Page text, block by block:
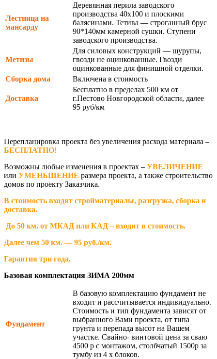
Лестница на
мансарду
Деревянная перила заводского
производства 40х100 и плоскими
балясинами. Тетива — строганный брус
90*140мм камерной сушки. Ступени
заводского производства.
Метизы
Для силовых конструкций — шурупы,
гвозди не оцинкованные. Гвозди
оцинкованные для финишной отделки.
Сборка дома
Включена в стоимость
Доставка
Бесплатно в пределах 500 км от
г.Пестово Новгородской области, далее
95 руб/км
Перепланировка проекта без увеличения расхода материала –
БЕСПЛАТНО!
Возможны любые изменения в проектах – УВЕЛИЧЕНИЕ
или УМЕНЬШЕНИЕ размера проекта, а также строительство
домов по проекту Заказчика.
В стоимость входят стройматериалы, разгрузка, сборка и
доставка.
До 50 км. от МКАД или КАД – входит в стоимость.
Далее чем 50 км. — 95 руб./км.
Гарантия три года.
Базовая комплектация ЗИМА 200мм
Фундамент
В базовую комплектацию фундамент не
входит и рассчитывается индивидуально.
Стоимость и тип фундамента зависят от
выбранного Вами проекта, от типа
грунта и перепада высот на Вашем
участке. Свайно- винтовой цена за сваю
4500 р с монтажом, столбчатый 1500р за
тумбу из 4 х блоков.